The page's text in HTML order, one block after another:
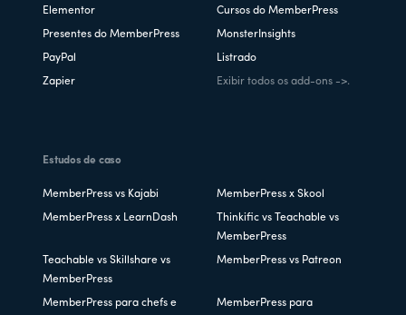
Elementor Cursos do MemberPress
Presentes do MemberPress MonsterInsights
PayPal Listrado
Zapier Exibir todos os add-ons ->.
Estudos de caso
MemberPress vs Kajabi MemberPress x Skool
MemberPress x LearnDash
Thinkific vs Teachable vs
MemberPress
Teachable vs Skillshare vs
MemberPress
MemberPress vs Patreon
MemberPress para chefs e
MemberPress para